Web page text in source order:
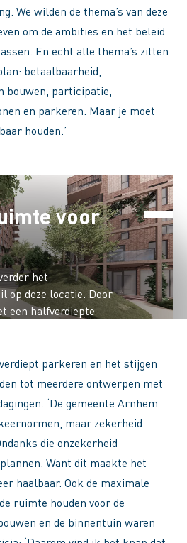
We wilden de thema’s van deze
om de ambities en het beleid
En echt alle thema’s zitten
betaalbaarheid,
bouwen, participatie,
en parkeren. Maar je moet
houden.’
voor
het
op deze locatie. Door
een halfverdiepte
de gebouwen veel
groene daken en blijven
waar mogelijk
parkeren en het stijgen
tot meerdere ontwerpen met
‘De gemeente Arnhem
maar zekerheid
die onzekerheid
Want dit maakte het
haalbaar. Ook de maximale
ruimte houden voor de
en de binnentuin waren